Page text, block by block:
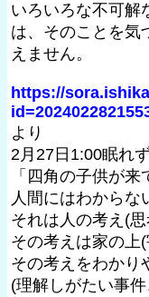
いろいろな不可解
は、そのことを気
えません。
https://
より
2月27日1:00眠れ
「四角の子供が
人間にはわからな
それは人の考え(思
その考えは家の上
その考えをわかり
(理解しがたい事